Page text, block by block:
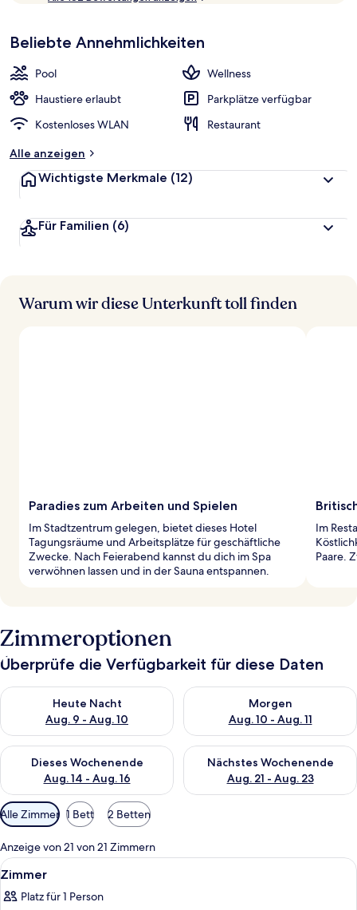
beliebt
b
r
e
Beliebte Annehmlichkeiten
Pool
Wellness
Haustiere erlaubt
Parkplätze verfügbar
Kostenloses WLAN
Restaurant
Alle anzeigen
Wichtigste Merkmale (12)
Für Familien (6)
Warum wir diese Unterkunft toll finden
Paradies zum Arbeiten und Spielen
Im Stadtzentrum gelegen, bietet dieses Hotel
Tagungsräume und Arbeitsplätze für geschäftliche
Zwecke. Nach Feierabend kannst du dich im Spa
verwöhnen lassen und in der Sauna entspannen.
Im
Paare.
Zimmeroptionen
Überprüfe die Verfügbarkeit für diese Daten
Heute Nacht
Aug. 9 - Aug. 10
Überprüfe die Verfügbarkeit für heute Nacht, Aug. 9 - Aug.
Morgen
Aug. 10 - Aug. 11
Überprüfe die Verfügbarkeit
Dieses Wochenende
Aug. 14 - Aug. 16
Überprüfe die Verfügbarkeit für dieses Wochenende, Aug. 14
Nächstes Wochenende
Aug. 21 - Aug. 23
Überprüfe die Verfügbarkeit
Verfügbare
Filter
für
Zimmer
Alle Zimmer 1 Bett 2 Betten
Anzeige von 21 von 21 Zimmern
Alle
Fotos
für
Ein Hotelbadezimmer mit zwei
3
Zimmer
Platz für 1 Person